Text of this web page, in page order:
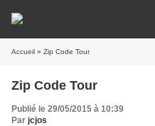
Accueil » Zip Code Tour
Zip Code Tour
Publié le 29/05/2015 à 10:39
Par jcjos